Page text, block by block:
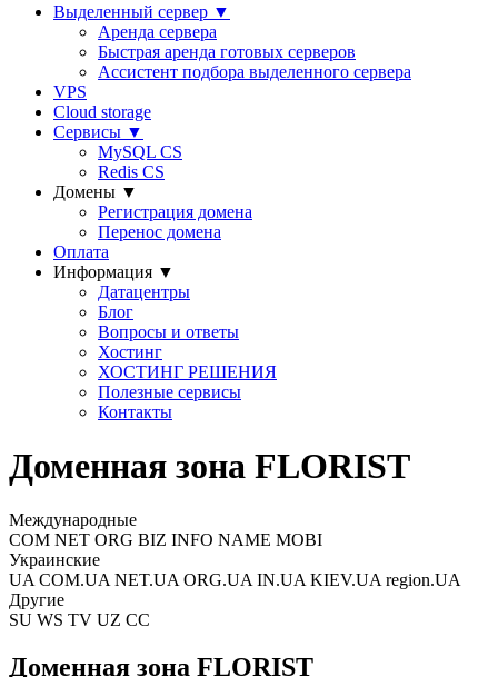
Выделенный сервер ▼
Аренда сервера
Быстрая аренда готовых серверов
Ассистент подбора выделенного сервера
VPS
Cloud storage
Сервисы ▼
MySQL CS
Redis CS
Домены ▼
Регистрация домена
Перенос домена
Оплата
Информация ▼
Датацентры
Блог
Вопросы и ответы
Хостинг
ХОСТИНГ РЕШЕНИЯ
Полезные сервисы
Контакты
Доменная зона FLORIST
Международные
COM NET ORG BIZ INFO NAME MOBI
Украинские
UA COM.UA NET.UA ORG.UA IN.UA KIEV.UA region.UA
Другие
SU WS TV UZ CC
Доменная зона FLORIST